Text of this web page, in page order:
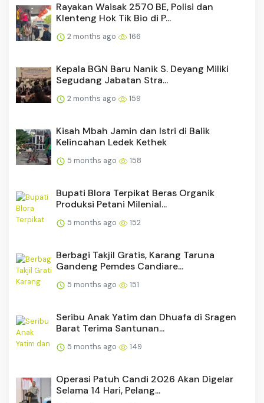
Rayakan Waisak 2570 BE, Polisi dan
Klenteng Hok Tik Bio di P...
2 months ago 166
Kepala BGN Baru Nanik S. Deyang Miliki
Segudang Jabatan Stra...
2 months ago 159
Kisah Mbah Jamin dan Istri di Balik
Kelincahan Ledek Kethek
5 months ago 158
Bupati Blora Terpikat Beras Organik
Produksi Petani Milenial...
5 months ago 152
Berbagi Takjil Gratis, Karang Taruna
Gandeng Pemdes Candiare...
5 months ago 151
Seribu Anak Yatim dan Dhuafa di Sragen
Barat Terima Santunan...
5 months ago 149
Operasi Patuh Candi 2026 Akan Digelar
Selama 14 Hari, Pelang...